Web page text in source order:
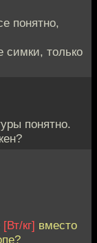
понятно,
симки, только
понятно.
[Вт/кг] вместо